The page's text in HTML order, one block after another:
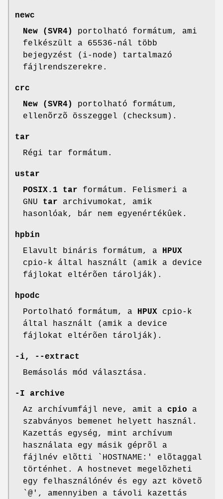
newc
New (SVR4)
portolható formátum, ami
felkészült a 65536-nál több
bejegyzést (i-node) tartalmazó
fájlrendszerekre.
crc
New (SVR4)
portolható formátum,
ellenõrzõ összeggel (checksum).
tar
Régi tar formátum.
ustar
POSIX.1 tar formátum. Felismeri a
GNU tar archivumokat, amik
hasonlóak, bár nem egyenértékûek.
hpbin
Elavult bináris formátum, a HPUX
cpio-k által használt (amik a device
fájlokat eltérõen tárolják).
hpodc
Portolható formátum, a HPUX cpio-k
által használt (amik a device
fájlokat eltérõen tárolják).
-i, --extract
Bemásolás mód választása.
-I archive
Az archívumfájl neve, amit a cpio a
szabványos bemenet helyett használ.
Kazettás egység, mint archívum
használata egy másik géprõl a
fájlnév elõtti `HOSTNAME:' elõtaggal
történhet. A hostnevet megelõzheti
egy felhasználónév és egy azt követõ
`@', amennyiben a távoli kazettás